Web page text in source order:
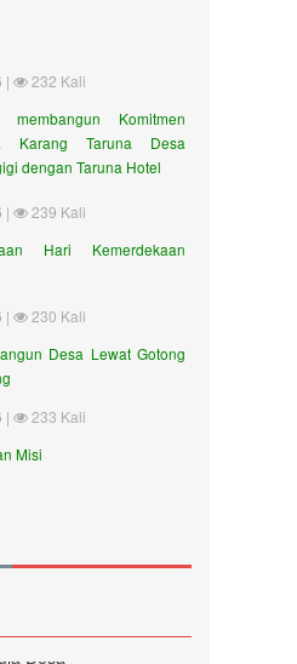
|
232 Kali
membangun Komitmen
Karang Taruna Desa
dengan Taruna Hotel
|
239 Kali
Hari Kemerdekaan
|
230 Kali
Desa Lewat Gotong
|
233 Kali
Misi